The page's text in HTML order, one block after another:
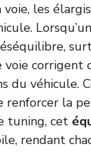
les
corrigent
du véhicule.
renforcer la
tuning, cet
rendant